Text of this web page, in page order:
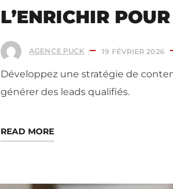
L’ENRICHIR
AGENCE PUCK 19 FÉVRIER 2026
Développez une stratégie de
générer des leads qualifiés.
READ MORE